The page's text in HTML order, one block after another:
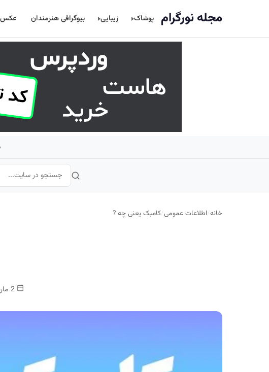
مجله نورگرام پوشاک زیبایی بیوگرافی هنرمندان عکس
خانه/اطلاعات عمومی/کامبک یعنی چه ?
2 مارس, 2021